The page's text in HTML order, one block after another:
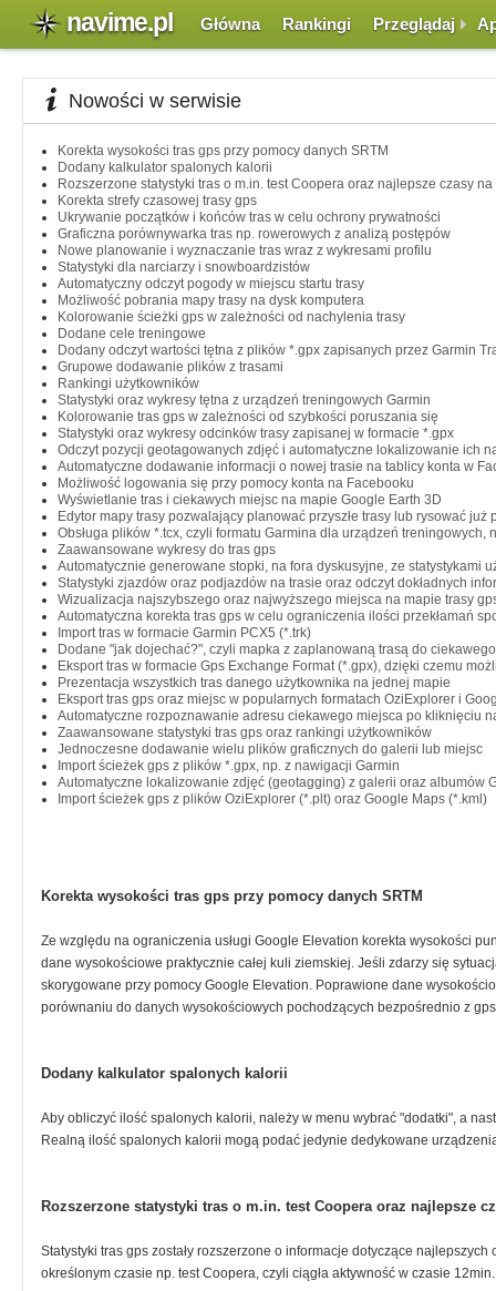
navime.pl Główna Rankingi Przeglądaj
Nowości w serwisie
Korekta wysokości tras gps przy pomocy danych SRTM
Dodany kalkulator spalonych kalorii
Rozszerzone statystyki tras o m.in. test Coopera oraz najlepsze czasy
Korekta strefy czasowej trasy gps
Ukrywanie początków i końców tras w celu ochrony prywatności
Graficzna porównywarka tras np. rowerowych z analizą postępów
Nowe planowanie i wyznaczanie tras wraz z wykresami profilu
Statystyki dla narciarzy i snowboardzistów
Automatyczny odczyt pogody w miejscu startu trasy
Możliwość pobrania mapy trasy na dysk komputera
Kolorowanie ścieżki gps w zależności od nachylenia trasy
Dodane cele treningowe
Dodany odczyt wartości tętna z plików *.gpx zapisanych przez Garmin
Grupowe dodawanie plików z trasami
Rankingi użytkowników
Statystyki oraz wykresy tętna z urządzeń treningowych Garmin
Kolorowanie tras gps w zależności od szybkości poruszania się
Statystyki oraz wykresy odcinków trasy zapisanej w formacie *.gpx
Odczyt pozycji geotagowanych zdjęć i automatyczne lokalizowanie ich
Automatyczne dodawanie informacji o nowej trasie na tablicy konta w
Możliwość logowania się przy pomocy konta na Facebooku
Wyświetlanie tras i ciekawych miejsc na mapie Google Earth 3D
Edytor mapy trasy pozwalający planować przyszłe trasy lub rysować
Obsługa plików *.tcx, czyli formatu Garmina dla urządzeń treningowych,
Zaawansowane wykresy do tras gps
Automatycznie generowane stopki, na fora dyskusyjne, ze statystykami
Statystyki zjazdów oraz podjazdów na trasie oraz odczyt dokładnych
Wizualizacja najszybszego oraz najwyższego miejsca na mapie trasy
Automatyczna korekta tras gps w celu ograniczenia ilości przekłamań
Import tras w formacie Garmin PCX5 (*.trk)
Dodane "jak dojechać?", czyli mapka z zaplanowaną trasą do
Eksport tras w formacie Gps Exchange Format (*.gpx), dzięki czemu
Prezentacja wszystkich tras danego użytkownika na jednej mapie
Eksport tras gps oraz miejsc w popularnych formatach OziExplorer i
Automatyczne rozpoznawanie adresu ciekawego miejsca po kliknięciu
Zaawansowane statystyki tras gps oraz rankingi użytkowników
Jednoczesne dodawanie wielu plików graficznych do galerii lub miejsc
Import ścieżek gps z plików *.gpx, np. z nawigacji Garmin
Automatyczne lokalizowanie zdjęć (geotagging) z galerii oraz albumów
Import ścieżek gps z plików OziExplorer (*.plt) oraz Google Maps (*.kml)
Korekta wysokości tras gps przy pomocy danych SRTM
Ze względu na ograniczenia usługi Google Elevation korekta wysokości
dane wysokościowe praktycznie całej kuli ziemskiej. Jeśli zdarzy się
skorygowane przy pomocy Google Elevation. Poprawione dane
porównaniu do danych wysokościowych pochodzących bezpośrednio z
Dodany kalkulator spalonych kalorii
Aby obliczyć ilość spalonych kalorii, należy w menu wybrać "dodatki", a
Realną ilość spalonych kalorii mogą podać jedynie dedykowane
Rozszerzone statystyki tras o m.in. test Coopera oraz najlepsze
Statystyki tras gps zostały rozszerzone o informacje dotyczące
określonym czasie np. test Coopera, czyli ciągła aktywność w czasie 12min.